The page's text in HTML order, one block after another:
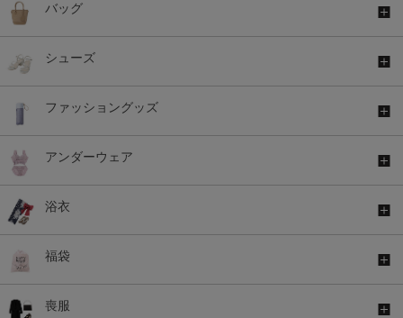
バッグ
シューズ
ファッショングッズ
アンダーウェア
浴衣
福袋
喪服